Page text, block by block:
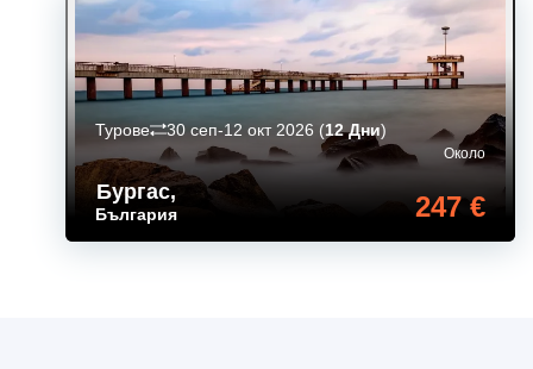
Бургас,
България
Около
247 €
Турове 30 сеп-12 окт 2026 (12 Дни)